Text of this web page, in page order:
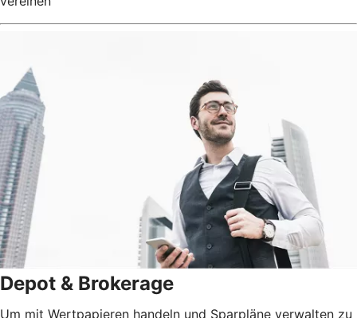
Depot & Brokerage
Um mit Wertpapieren handeln und Sparpläne verwalten zu